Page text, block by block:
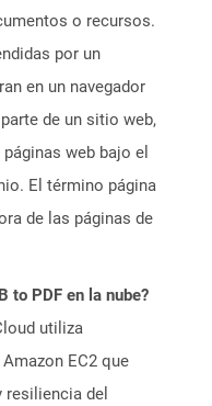
o recursos.
por un
en un navegador
de un sitio web,
web bajo el
El término página
de las páginas de
to PDF en la nube?
utiliza
EC2 que
resiliencia del